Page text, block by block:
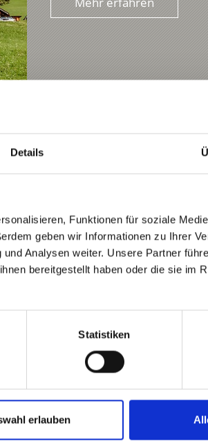
Details
Funktionen für soziale
geben wir Informationen zu Ihrer
Analysen weiter. Unsere Partner
bereitgestellt haben oder die sie im
Statistiken
erlauben
GREIF
Gen.-I.-Verdross-Str. 26
39024Mals